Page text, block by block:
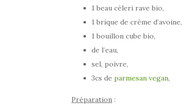
1 beau céleri rave bio,
1 brique de crème d’avoine,
1 bouillon cube bio,
de l’eau,
sel, poivre,
3cs de parmesan vegan,
Préparation :